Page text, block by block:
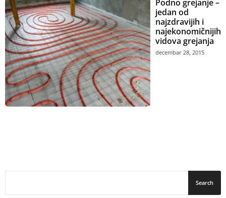
Podno grejanje –
jedan od
najzdravijih i
najekonomičnijih
vidova grejanja
decembar 28, 2015